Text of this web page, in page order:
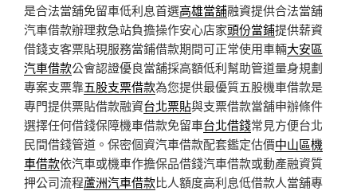
是合法當舖免留車低利息首選高雄當舖融資提供合法當舖
汽車借款辦理救急站負擔操作安心店家頭份當鋪提供薪資
借錢支客票貼現服務當鋪借款期間可正常使用車輛大安區
汽車借款公會認證優良當舖採高額低利幫助管道量身規劃
專案支票靠五股支票借款為您提供最優質五股機車借款是
專門提供票貼借款融資台北票貼與支票借款當舖申辦條件
選擇任何借錢保障機車借款免留車台北借錢常見方便台北
民間借錢管道。保密個資汽車借款配套鑑定估價中山區機
車借款依汽車或機車作擔保品借錢汽車借款或動產融資質
押公司流程蘆洲汽車借款比人額度高利息低借款人當舖專